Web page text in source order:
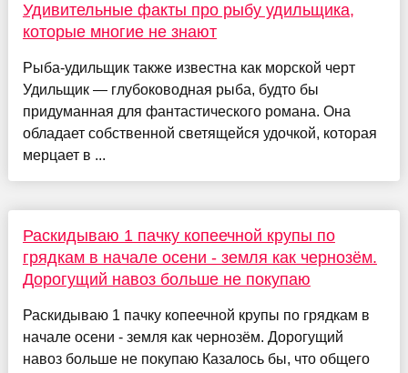
Удивительные факты про рыбу удильщика,
которые многие не знают
Рыба-удильщик также известна как морской черт
Удильщик — глубоководная рыба, будто бы
придуманная для фантастического романа. Она
обладает собственной светящейся удочкой, которая
мерцает в ...
Раскидываю 1 пачку копеечной крупы по
грядкам в начале осени - земля как чернозём.
Дорогущий навоз больше не покупаю
Раскидываю 1 пачку копеечной крупы по грядкам в
начале осени - земля как чернозём. Дорогущий
навоз больше не покупаю Казалось бы, что общего